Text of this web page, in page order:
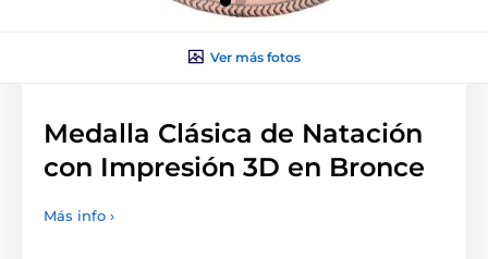
Ver más fotos
Medalla Clásica de Natación
con Impresión 3D en Bronce
Más info ›